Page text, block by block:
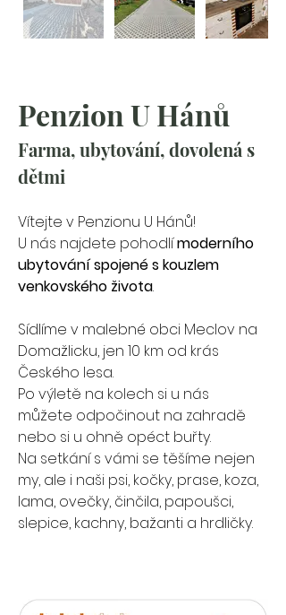
Penzion U Hánů
Farma, ubytování, dovolená s
dětmi
Vítejte v Penzionu U Hánů!
U nás najdete pohodlí moderního
ubytování spojené s kouzlem
venkovského života.
Sídlíme v malebné obci Meclov na
Domažlicku, jen 10 km od krás
Českého lesa.
Po výletě na kolech si u nás
můžete odpočinout na zahradě
nebo si u ohně opéct buřty.
Na setkání s vámi se těšíme nejen
my, ale i naši psi, kočky, prase, koza,
lama, ovečky, činčila, papoušci,
slepice, kachny, bažanti a hrdličky.